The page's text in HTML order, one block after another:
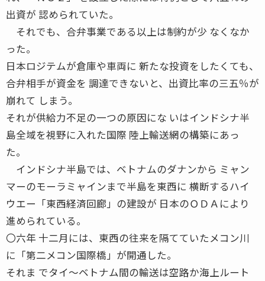
出資が 認められていた。
それでも、合弁事業である以上は制約が少 なくなか
った。
日本ロジテムが倉庫や車両に 新たな投資をしたくても、
合弁相手が資金を 調達できないと、出資比率の三五％が
崩れて しまう。
それが供給力不足の一つの原因にな いはインドシナ半
島全域を視野に入れた国際 陸上輸送網の構築にあっ
た。
インドシナ半島では、ベトナムのダナンから ミャン
マーのモーラミャインまで半島を東西に 横断するハイ
ウエー「東西経済回廊」の建設が 日本のＯＤＡにより
進められている。
〇六年 十二月には、東西の往来を隔てていたメコン川
に「第二メコン国際橋」が開通した。
それま でタイ〜ベトナム間の輸送は空路か海上ルート